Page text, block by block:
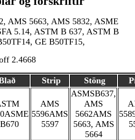
AMS 5663, AMS 5832, ASME
5.14, ASTM B 637, ASTM B
GE B50TF15,
2.4668
Strip Stöng
ASME
AMS
5596AMS
5597
ASMSB637,
AMS
5662AMS
5663, AMS
5664